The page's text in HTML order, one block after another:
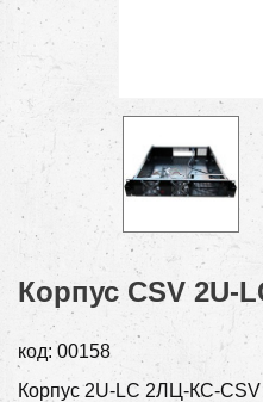
Корпус CSV 2U-
код: 00158
Корпус 2U-LC 2ЛЦ-КС-CSV